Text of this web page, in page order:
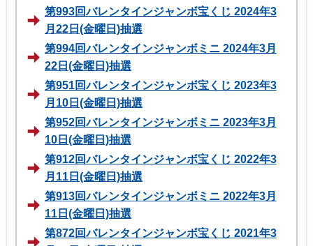
第993回バレンタインジャンボ宝くじ 2024年3
月22日(金曜日)抽選
第994回バレンタインジャンボミニ 2024年3月
22日(金曜日)抽選
第951回バレンタインジャンボ宝くじ 2023年3
月10日(金曜日)抽選
第952回バレンタインジャンボミニ 2023年3月
10日(金曜日)抽選
第912回バレンタインジャンボ宝くじ 2022年3
月11日(金曜日)抽選
第913回バレンタインジャンボミニ 2022年3月
11日(金曜日)抽選
第872回バレンタインジャンボ宝くじ 2021年3